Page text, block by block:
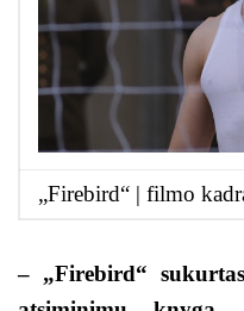
„Firebird“ | filmo
– „Firebird“